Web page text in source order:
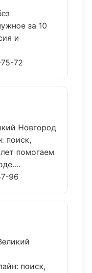
за 10
и
72
Новгород
поиск,
помогаем
96
поиск,